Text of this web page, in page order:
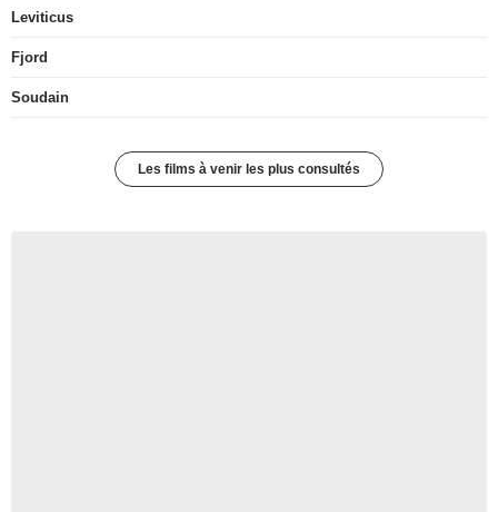
Leviticus
Fjord
Soudain
Les films à venir les plus consultés